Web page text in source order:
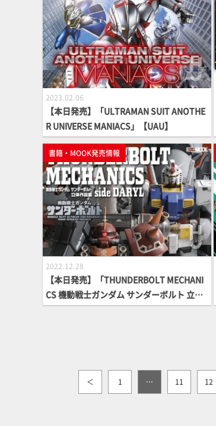
2023.02.06
【本日発売】「ULTRAMAN SUIT ANOTHE
R UNIVERSE MANIACS」【UAU】
書籍・MOOK発売情報
2022.12.28
【本日発売】「THUNDERBOLT MECHANI
CS 機動戦士ガンダム サンダーボルト 立体
作品集 side DARYL」【第2弾】
＜ 1 … 11 12